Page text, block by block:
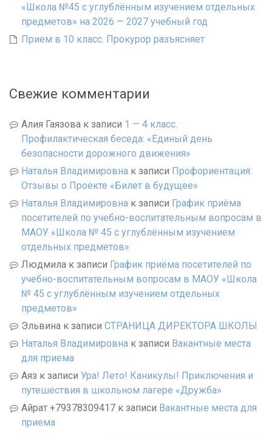
«Школа №45 с углублённым изучением отдельных
предметов» на 2026 — 2027 учебный год
Прием в 10 класс. Прокурор разъясняет
Свежие комментарии
Алия Гаязова к записи 1 — 4 класс.
Профилактическая беседа: «Единый день
безопасности дорожного движения»
Наталья Владимировна к записи Профориентация:
Отзывы о Проекте «Билет в будущее»
Наталья Владимировна к записи График приёма
посетителей по учебно-воспитательным вопросам в
МАОУ «Школа № 45 с углублённым изучением
отдельных предметов»
Людмила к записи График приёма посетителей по
учебно-воспитательным вопросам в МАОУ «Школа
№ 45 с углублённым изучением отдельных
предметов»
Эльвина к записи СТРАНИЦА ДИРЕКТОРА ШКОЛЫ
Наталья Владимировна к записи Вакантные места
для приема
Аяз к записи Ура! Лето! Каникулы! Приключения и
путешествия в школьном лагере «Дружба»
Айрат +79378309417 к записи Вакантные места для
приема